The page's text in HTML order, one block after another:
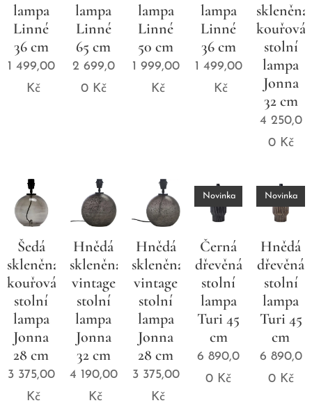
lampa
Linné
36 cm
1 499,00
Kč
lampa
Linné
65 cm
2 699,0
0Kč
lampa
Linné
50 cm
1 999,00
Kč
lampa
Linné
36 cm
1 499,00
Kč
skleněná
kouřová
stolní
lampa
Jonna
32 cm
4 250,0
0Kč
Šedá
skleněná
kouřová
stolní
lampa
Jonna
28 cm
3 375,00
Kč
Hnědá
skleněná
vintage
stolní
lampa
Jonna
32 cm
4 190,00
Kč
Hnědá
skleněná
vintage
stolní
lampa
Jonna
28 cm
3 375,00
Kč
Černá
dřevěná
stolní
lampa
Turi 45
cm
Novinka
6 890,0
0 Kč
Hnědá
dřevěná
stolní
lampa
Turi 45
cm
Novinka
6 890,0
0Kč